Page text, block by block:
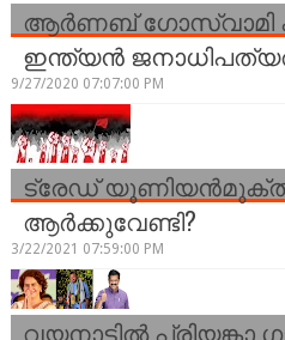
ആർണബ് ഗോസ്വാമി
ഇന്ത്യൻ
9/27/2020 07:07:00 PM
ട്രേഡ് യൂണിയന്‍മുക്ത
ആര്‍ക്കുവേണ്ടി?
3/22/2021 07:59:00 PM
വയനാട്ടിൽ പ്രിയങ്കാ